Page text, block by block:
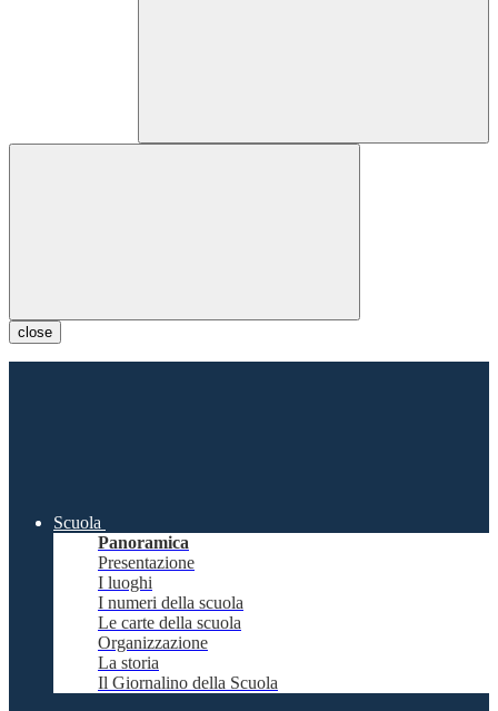
close
Scuola
Panoramica
Presentazione
I luoghi
I numeri della scuola
Le carte della scuola
Organizzazione
La storia
Il Giornalino della Scuola